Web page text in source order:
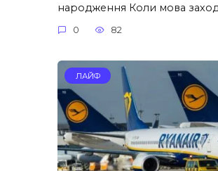
народження Коли мова
0 82
ЛАЙФ